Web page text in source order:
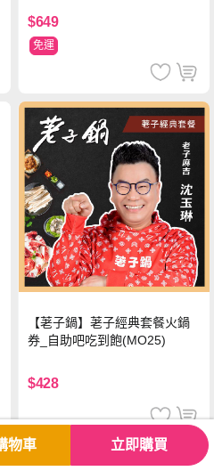
$649
免運
【荖子鍋】荖子經典套餐火鍋
券_自助吧吃到飽(MO25)
$428
物車 立即購買